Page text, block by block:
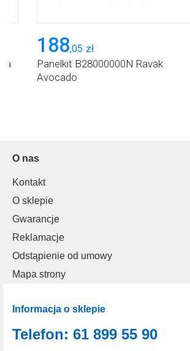
188,05 zł
Panelkit B28000000N Ravak
Avocado
O nas
Kontakt
O sklepie
Gwarancje
Reklamacje
Odstąpienie od umowy
Mapa strony
Informacja o sklepie
Telefon: 61 899 55 90